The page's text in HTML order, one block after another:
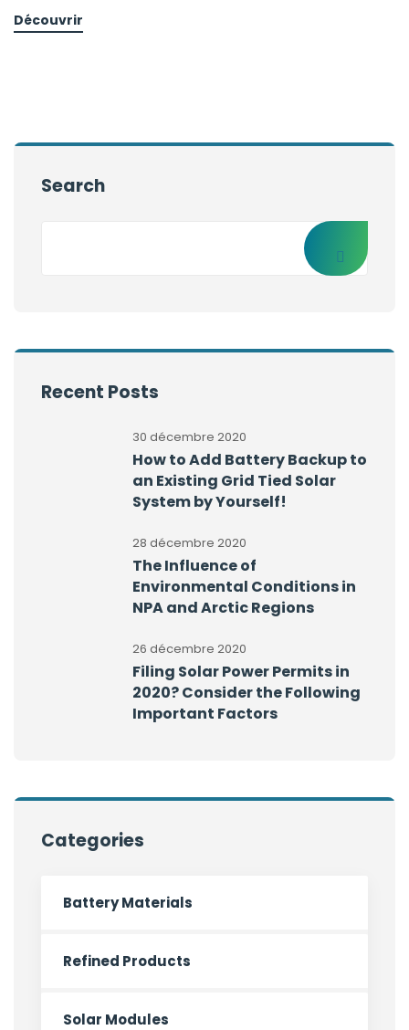
Découvrir
Search
Recent Posts
30 décembre 2020
How to Add Battery Backup to
an Existing Grid Tied Solar
System by Yourself!
28 décembre 2020
The Influence of
Environmental Conditions in
NPA and Arctic Regions
26 décembre 2020
Filing Solar Power Permits in
2020? Consider the Following
Important Factors
Categories
Battery Materials
Refined Products
Solar Modules